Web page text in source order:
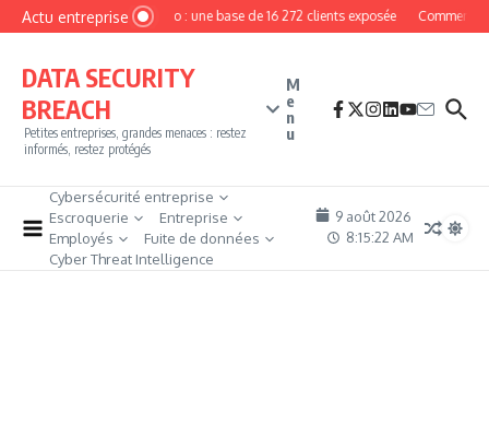
Aller au contenu
Actu entrepriseMyPhoto : une base de 16 272 clients exposée Comment
DATA SECURITY
BREACH
Petites entreprises, grandes menaces : restez
informés, restez protégés
M
e
n
u
Cybersécurité entreprise
Escroquerie
Entreprise
Employés
Fuite de données
Cyber Threat Intelligence
9 août 2026
8:15:22 AM